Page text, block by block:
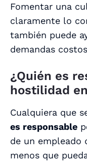
Fomentar una
claramente lo
también puede
demandas
¿Quién es
hostilidad
Cualquiera que
es responsable
de un empleado
menos que